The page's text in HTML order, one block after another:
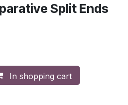
Split Ends
In shopping cart